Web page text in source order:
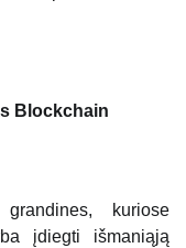
Blockchain
kuriose
įdiegti išmaniąją